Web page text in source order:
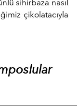
sihirbaza nasıl
çikolatacıyla